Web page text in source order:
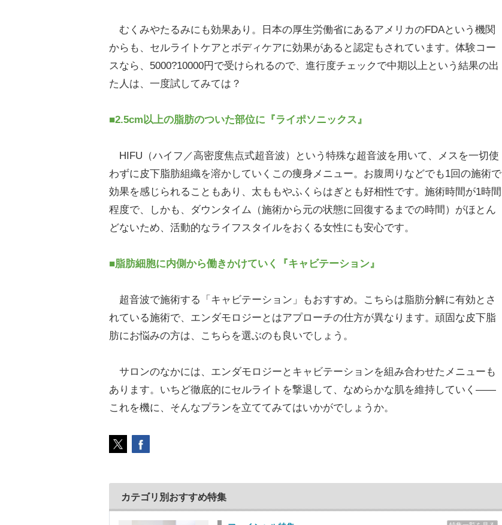
むくみやたるみにも効果あり。日本の厚生労働省にあるアメリカのFDAという機関
からも、セルライトケアとボディケアに効果があると認定もされています。体験コー
スなら、5000?10000円で受けられるので、進行度チェックで中期以上という結果の出
た人は、一度試してみては？
■2.5cm以上の脂肪のついた部位に『ライポソニックス』
HIFU（ハイフ／高密度焦点式超音波）という特殊な超音波を用いて、メスを一切使
わずに皮下脂肪組織を溶かしていくこの痩身メニュー。お腹周りなどでも1回の施術で
効果を感じられることもあり、太ももやふくらはぎとも好相性です。施術時間が1時間
程度で、しかも、ダウンタイム（施術から元の状態に回復するまでの時間）がほとん
どないため、活動的なライフスタイルをおくる女性にも安心です。
■脂肪細胞に内側から働きかけていく『キャビテーション』
超音波で施術する「キャビテーション」もおすすめ。こちらは脂肪分解に有効とさ
れている施術で、エンダモロジーとはアプローチの仕方が異なります。頑固な皮下脂
肪にお悩みの方は、こちらを選ぶのも良いでしょう。
サロンのなかには、エンダモロジーとキャビテーションを組み合わせたメニューも
あります。いちど徹底的にセルライトを撃退して、なめらかな肌を維持していく――
これを機に、そんなプランを立ててみてはいかがでしょうか。
カテゴリ別おすすめ特集